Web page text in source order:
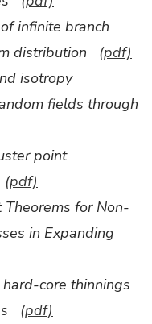
infinite branch
distribution (pdf)
isotropy
fields through
point
(pdf)
Theorems for Non-
in Expanding
core thinnings
(pdf)